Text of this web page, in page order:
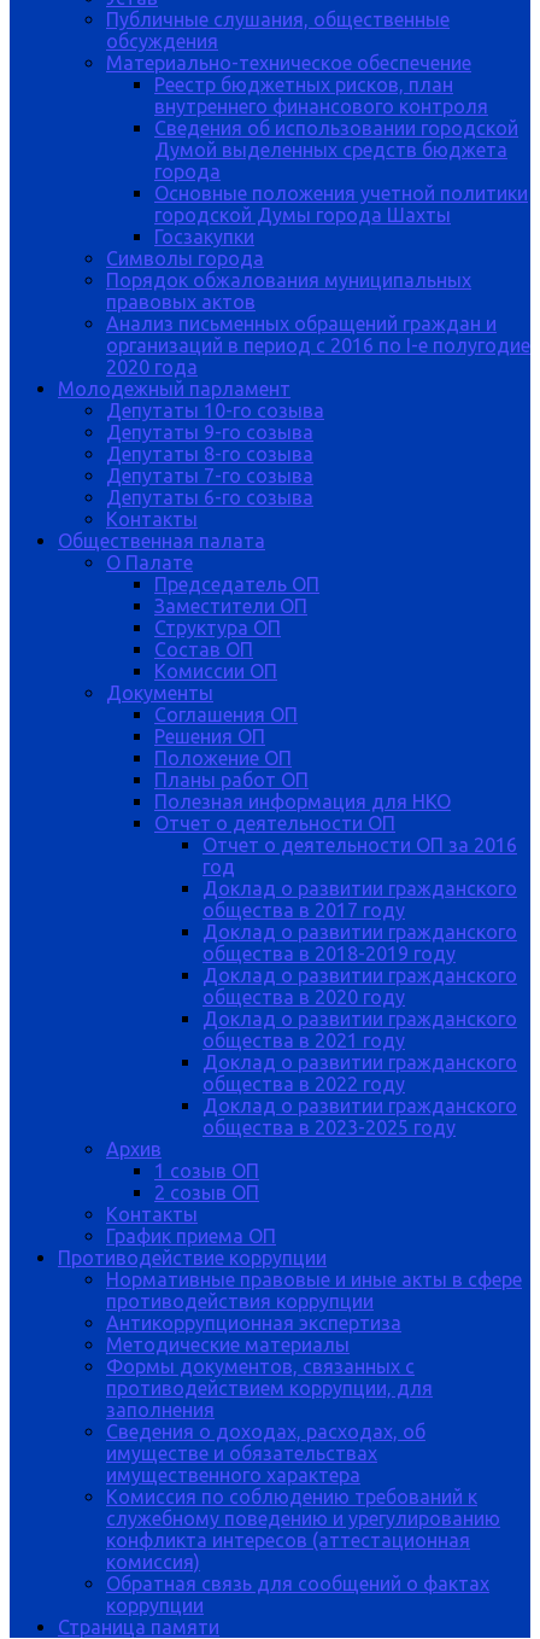
Публичные слушания, общественные
обсуждения
Материально-техническое обеспечение
Реестр бюджетных рисков, план
внутреннего финансового контроля
Сведения об использовании городской
Думой выделенных средств бюджета
города
Основные положения учетной политики
городской Думы города Шахты
Госзакупки
Символы города
Порядок обжалования муниципальных
правовых актов
Анализ письменных обращений граждан и
организаций в период с 2016 по I-е полугодие
2020 года
Молодежный парламент
Депутаты 10-го созыва
Депутаты 9-го созыва
Депутаты 8-го созыва
Депутаты 7-го созыва
Депутаты 6-го созыва
Контакты
Общественная палата
О Палате
Председатель ОП
Заместители ОП
Структура ОП
Состав ОП
Комиссии ОП
Документы
Соглашения ОП
Решения ОП
Положение ОП
Планы работ ОП
Полезная информация для НКО
Отчет о деятельности ОП
Отчет о деятельности ОП за 2016
год
Доклад о развитии гражданского
общества в 2017 году
Доклад о развитии гражданского
общества в 2018-2019 году
Доклад о развитии гражданского
общества в 2020 году
Доклад о развитии гражданского
общества в 2021 году
Доклад о развитии гражданского
общества в 2022 году
Доклад о развитии гражданского
общества в 2023-2025 году
Архив
1 созыв ОП
2 созыв ОП
Контакты
График приема ОП
Противодействие коррупции
Нормативные правовые и иные акты в сфере
противодействия коррупции
Антикоррупционная экспертиза
Методические материалы
Формы документов, связанных с
противодействием коррупции, для
заполнения
Сведения о доходах, расходах, об
имуществе и обязательствах
имущественного характера
Комиссия по соблюдению требований к
служебному поведению и урегулированию
конфликта интересов (аттестационная
комиссия)
Обратная связь для сообщений о фактах
коррупции
Страница памяти